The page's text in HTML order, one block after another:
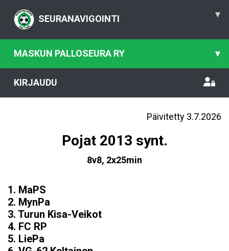
SEURANAVIGOINTI ▾
MASKUN PALLOSEURA RY ▾
KIRJAUDU
Päivitetty 3.7.2026
Pojat 2013 synt.
8v8, 2x25min
1. MaPS
2. MynPa
3. Turun Kisa-Veikot
4. FC RP
5. LiePa